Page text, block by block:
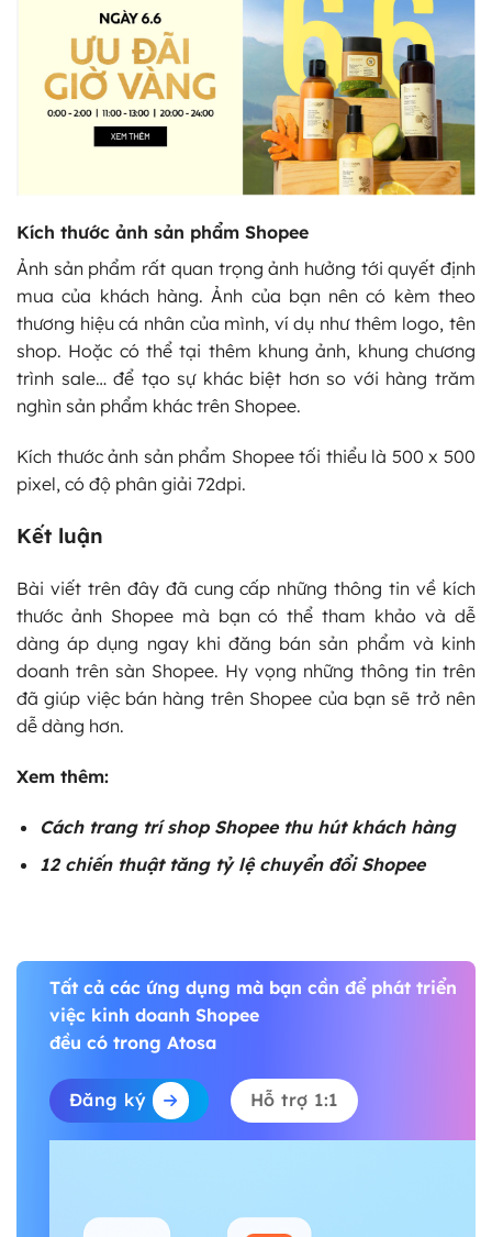
Kích thước ảnh sản phẩm Shopee
Ảnh sản phẩm rất quan trọng ảnh hưởng tới quyết định
mua của khách hàng. Ảnh của bạn nên có kèm theo
thương hiệu cá nhân của mình, ví dụ như thêm logo, tên
shop. Hoặc có thể tại thêm khung ảnh, khung chương
trình sale… để tạo sự khác biệt hơn so với hàng trăm
nghìn sản phẩm khác trên Shopee.
Kích thước ảnh sản phẩm Shopee tối thiểu là 500 x 500
pixel, có độ phân giải 72dpi.
Kết luận
Bài viết trên đây đã cung cấp những thông tin về kích
thước ảnh Shopee mà bạn có thể tham khảo và dễ
dàng áp dụng ngay khi đăng bán sản phẩm và kinh
doanh trên sàn Shopee. Hy vọng những thông tin trên
đã giúp việc bán hàng trên Shopee của bạn sẽ trở nên
dễ dàng hơn.
Xem thêm:
Cách trang trí shop Shopeethu hút khách hàng
12 chiến thuật tăng tỷ lệ chuyển đổi Shopee
Tất cả các ứng dụng mà bạn cần để phát triển
việc kinh doanh Shopee
đều có trong Atosa
Đăng ký Hỗ trợ 1:1